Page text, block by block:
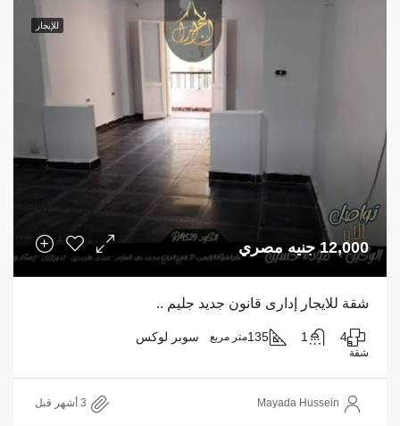
للإيجار
12,000 جنيه مصري
شقة للايجار إدارى قانون جديد جليم ..
4
1
135متر مربع سوبر لوكس
شقة
Mayada Hussein